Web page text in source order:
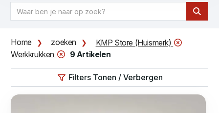
Home zoeken
KMP Store (Huismerk)
Werkkrukken
9 Artikelen
Filters Tonen / Verbergen